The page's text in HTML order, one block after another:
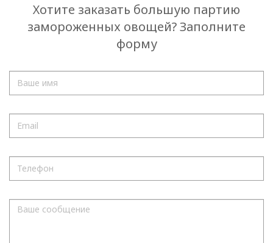
Хотите заказать большую партию
замороженных овощей? Заполните
форму